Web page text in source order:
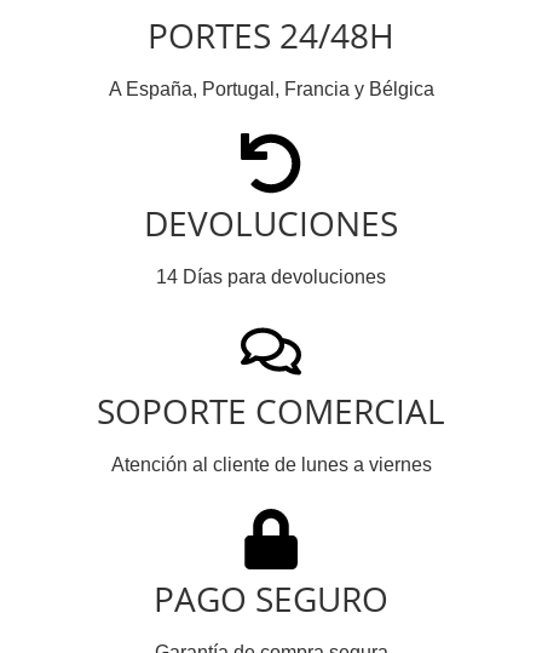
PORTES 24/48H
A España, Portugal, Francia y Bélgica
DEVOLUCIONES
14 Días para devoluciones
SOPORTE COMERCIAL
Atención al cliente de lunes a viernes
PAGO SEGURO